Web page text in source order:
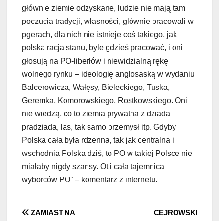
głównie ziemie odzyskane, ludzie nie mają tam
poczucia tradycji, własności, glównie pracowali w
pgerach, dla nich nie istnieje coś takiego, jak
polska racja stanu, byle gdzieś pracować, i oni
głosują na PO-liberłów i niewidzialną rękę
wolnego rynku – ideologię anglosaską w wydaniu
Balcerowicza, Wałęsy, Bieleckiego, Tuska,
Geremka, Komorowskiego, Rostkowskiego. Oni
nie wiedzą, co to ziemia prywatna z dziada
pradziada, las, tak samo przemysł itp. Gdyby
Polska cała była rdzenna, tak jak centralna i
wschodnia Polska dziś, to PO w takiej Polsce nie
miałaby nigdy szansy. Ot i cała tajemnica
wyborców PO” – komentarz z internetu.
Nawigacja
CEJROWSKI
ZAMIAST NA